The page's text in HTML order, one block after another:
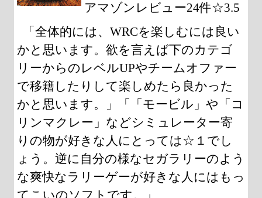
アマゾンレビュー24件☆3.5
「全体的には、WRCを楽しむには良い
かと思います。欲を言えば下のカテゴ
リーからのレベルUPやチームオファー
で移籍したりして楽しめたら良かった
かと思います。」「「モービル」や「コ
リンマクレー」などシミュレーター寄
りの物が好きな人にとっては☆１でし
ょう。逆に自分の様なセガラリーのよう
な爽快なラリーゲーが好きな人にはもっ
てこいのソフトです。」